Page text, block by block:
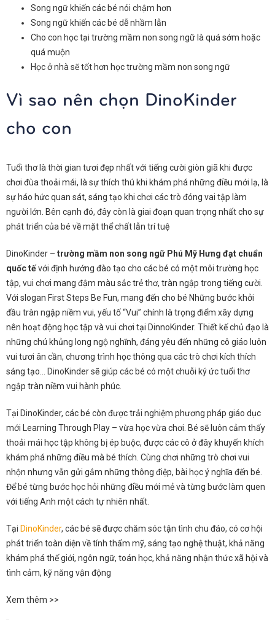
Song ngữ khiến các bé nói chậm hơn
Song ngữ khiến các bé dễ nhầm lẫn
Cho con học tại trường mầm non song ngữ là quá sớm hoặc
quá muộn
Học ở nhà sẽ tốt hơn học trường mầm non song ngữ
Vì sao nên chọn DinoKinder
cho con
Tuổi thơ là thời gian tươi đẹp nhất với tiếng cười giòn giã khi được
chơi đùa thoải mái, là sự thích thú khi khám phá những điều mới lạ, là
sự háo hức quan sát, sáng tạo khi chơi các trò đóng vai tập làm
người lớn. Bên cạnh đó, đây còn là giai đoạn quan trọng nhất cho sự
phát triển của bé về mặt thể chất lẫn trí tuệ
DinoKinder – trường mầm non song ngữ Phú Mỹ Hưng đạt chuẩn
quốc tếvới định hướng đào tạo cho các bé có một môi trường học
tập, vui chơi mang đậm màu sắc trẻ thơ, tràn ngập trong tiếng cười.
Với slogan First Steps Be Fun, mang đến cho bé Những bước khởi
đầu tràn ngập niềm vui, yếu tố “Vui” chính là trọng điểm xây dựng
nên hoạt động học tập và vui chơi tại DinnoKinder. Thiết kế chủ đạo là
những chú khủng long ngộ nghĩnh, đáng yêu đến những cô giáo luôn
vui tươi ân cần, chương trình học thông qua các trò chơi kích thích
sáng tạo… DinoKinder sẽ giúp các bé có một chuỗi ký ức tuổi thơ
ngập tràn niềm vui hành phúc.
Tại DinoKinder, các bé còn được trải nghiệm phương pháp giáo dục
mới Learning Through Play – vừa học vừa chơi. Bé sẽ luôn cảm thấy
thoải mái học tập không bị ép buộc, được các cô ở đây khuyến khích
khám phá những điều mà bé thích. Cùng chơi những trò chơi vui
nhộn nhưng vẫn gửi gắm những thông điệp, bài học ý nghĩa đến bé.
Để bé từng bước học hỏi những điều mới mẻ và từng bước làm quen
với tiếng Anh một cách tự nhiên nhất.
Tại DinoKinder, các bé sẽ được chăm sóc tận tình chu đáo, có cơ hội
phát triển toàn diện về tính thẩm mỹ, sáng tạo nghệ thuật, khả năng
khám phá thế giới, ngôn ngữ, toán học, khả năng nhận thức xã hội và
tình cảm, kỹ năng vận động
Xem thêm >>